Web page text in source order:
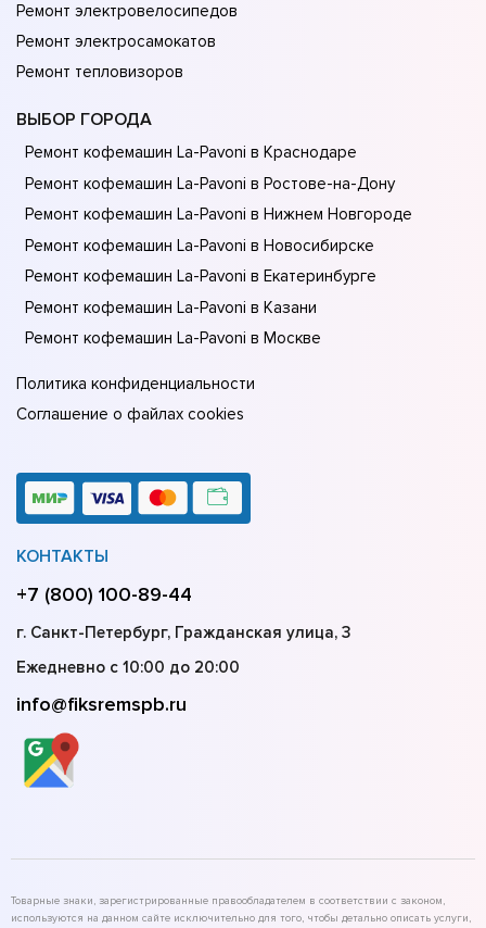
Ремонт электровелосипедов
Ремонт электросамокатов
Ремонт тепловизоров
ВЫБОР ГОРОДА
Ремонт кофемашин La-Pavoni в Краснодаре
Ремонт кофемашин La-Pavoni в Ростове-на-Донy
Ремонт кофемашин La-Pavoni в Нижнем Новгороде
Ремонт кофемашин La-Pavoni в Новосибирске
Ремонт кофемашин La-Pavoni в Екатеринбурге
Ремонт кофемашин La-Pavoni в Казани
Ремонт кофемашин La-Pavoni в Москве
Политика конфиденциальности
Соглашение о файлах cookies
КОНТАКТЫ
+7 (800) 100-89-44
г. Санкт-Петербург, Гражданская улица, 3
Ежедневно с 10:00 до 20:00
info@fiksremspb.ru
Товарные знаки, зарегистрированные правообладателем в соответствии с законом,
используются на данном сайте исключительно для того, чтобы детально описать услуги,